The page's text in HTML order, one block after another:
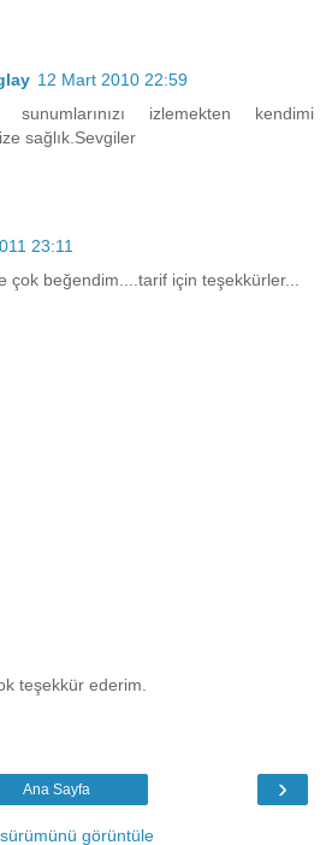
12 Mart 2010 22:59
izlemekten kendimi
sağlık.Sevgiler
23:11
çok beğendim....tarif için teşekkürler...
teşekkür ederim.
›
Ana Sayfa
görüntüle